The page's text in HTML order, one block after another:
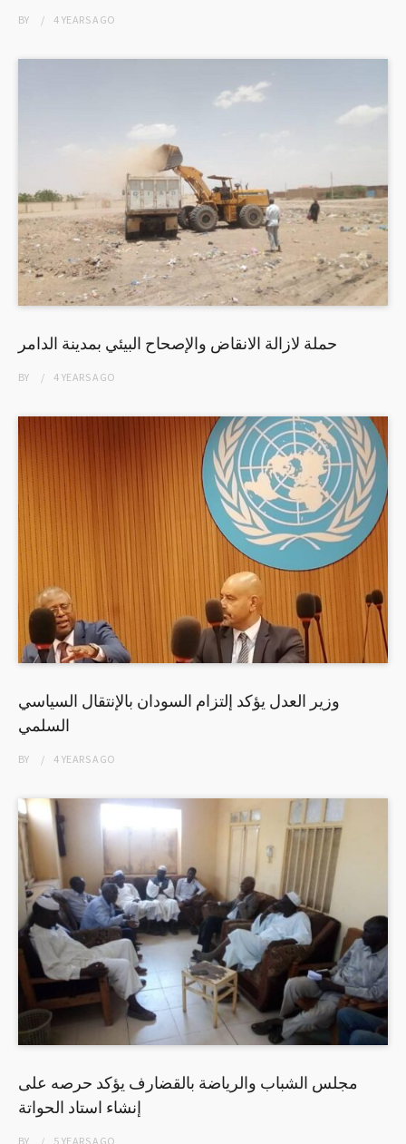
BY 4 YEARSAGO
حملة لازالة الانقاض والإصحاح البيئي بمدينة الدامر
BY 4 YEARSAGO
وزير العدل يؤكد إلتزام السودان بالإنتقال السياسي
السلمي
BY 4 YEARSAGO
مجلس الشباب والرياضة بالقضارف يؤكد حرصه على
إنشاء استاد الحواتة
BY 5 YEARSAGO